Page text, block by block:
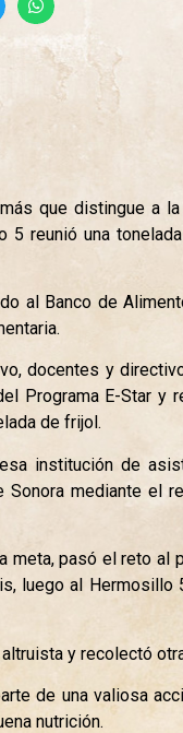
que distingue a
5 reunió una
al Banco de
docentes y
Programa E-Star y
de frijol.
institución de
Sonora mediante el
meta, pasó el reto al
luego al Hermosillo
y recolectó
de una valiosa
nutrición.